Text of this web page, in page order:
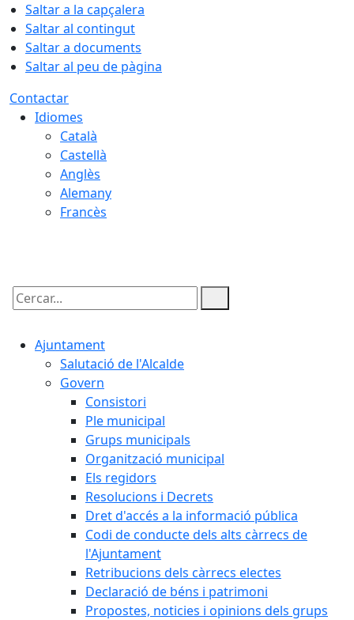
Saltar a la capçalera
Saltar al contingut
Saltar a documents
Saltar al peu de pàgina
Contactar
Idiomes
Català
Castellà
Anglès
Alemany
Francès
Cercar:
Ajuntament
Salutació de l'Alcalde
Govern
Consistori
Ple municipal
Grups municipals
Organització municipal
Els regidors
Resolucions i Decrets
Dret d'accés a la informació pública
Codi de conducte dels alts càrrecs de
l'Ajuntament
Retribucions dels càrrecs electes
Declaració de béns i patrimoni
Propostes, noticies i opinions dels grups